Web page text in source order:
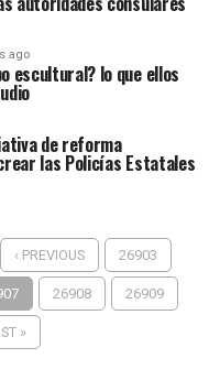
ago
escultural? lo que ellos
de reforma
las Policías Estatales
‹ PREVIOUS 26903
26908 26909
»